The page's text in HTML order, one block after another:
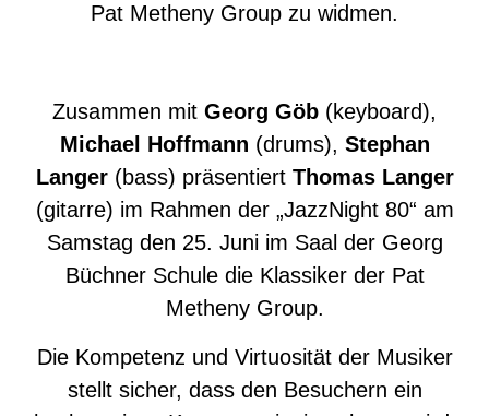
Pat Metheny Group zu widmen.
Zusammen mit Georg Göb (keyboard),
Michael Hoffmann (drums), Stephan
Langer(bass) präsentiert Thomas Langer
(gitarre) im Rahmen der „JazzNight 80“ am
Samstag den 25. Juni im Saal der Georg
Büchner Schule die Klassiker der Pat
Metheny Group.
Die Kompetenz und Virtuosität der Musiker
stellt sicher, dass den Besuchern ein